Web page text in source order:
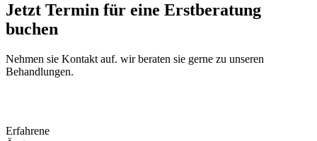
Jetzt Termin für eine Erstberatung
buchen
Nehmen sie Kontakt auf. wir beraten sie gerne zu unseren
Behandlungen.
Erfahrene